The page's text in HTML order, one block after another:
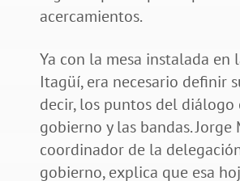
acercamientos.
Ya con la mesa instalada en
Itagüí, era necesario definir
decir, los puntos del diálogo
gobierno y las bandas. Jorge
coordinador de la
gobierno, explica que esa